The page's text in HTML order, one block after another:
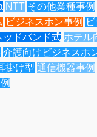
NTT その他業種事例
ビジネスホン事例
ッドバンド式 ホテル
介護向けビジネスホ
掛け型 通信機器事例